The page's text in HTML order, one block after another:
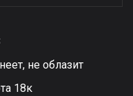
не облазит
18к